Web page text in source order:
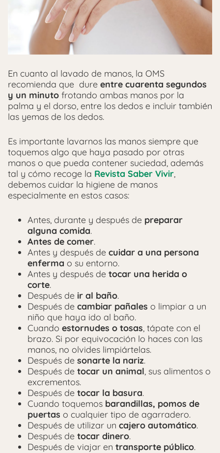
En cuanto al lavado de manos, la OMS
recomienda que dure entre cuarenta segundos
y un minuto frotando ambas manos por la
palma y el dorso, entre los dedos e incluir también
las yemas de los dedos.
Es importante lavarnos las manos siempre que
toquemos algo que haya pasado por otras
manos o que pueda contener suciedad, además
tal y cómo recoge la Revista Saber Vivir,
debemos cuidar la higiene de manos
especialmente en estos casos:
Antes, durante y después de preparar
alguna comida.
Antes de comer.
Antes y después de cuidar a una persona
enferma o su entorno.
Antes y después de tocar una herida o
corte.
Después de ir al baño.
Después de cambiar pañales o limpiar a un
niño que haya ido al baño.
Cuando estornudes o tosas, tápate con el
brazo. Si por equivocación lo haces con las
manos, no olvides limpiártelas.
Después de sonarte la nariz.
Después de tocar un animal, sus alimentos o
excrementos.
Después de tocar la basura.
Cuando toquemos barandillas, pomos de
puertas o cualquier tipo de agarradero.
Después de utilizar un cajero automático.
Después de tocar dinero.
Después de viajar en transporte público.